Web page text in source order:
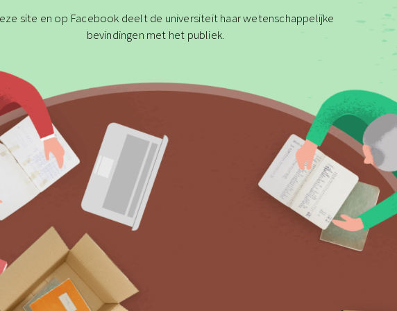
site en op Facebook deelt de universiteit haar wetenschappelijke
bevindingen met het publiek.